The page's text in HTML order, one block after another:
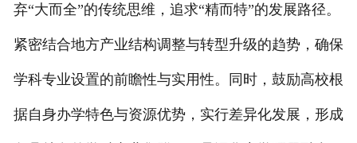
弃“大而全”的传统思维，追求“精而特”的发展路径。
紧密结合地方产业结构调整与转型升级的趋势，确保
学科专业设置的前瞻性与实用性。同时，鼓励高校根
据自身办学特色与资源优势，实行差异化发展，形成